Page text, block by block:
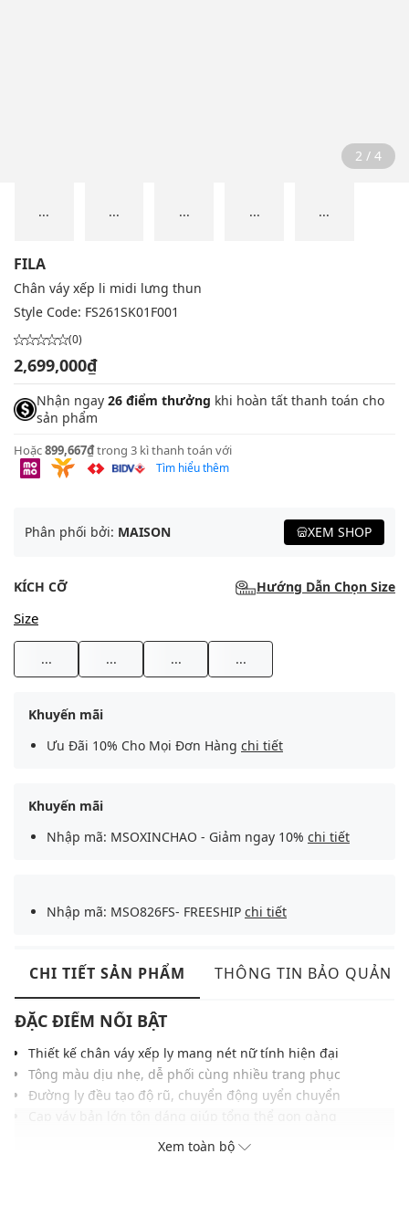
2 / 4
... ... ... ... ...
FILA
Chân váy xếp li midi lưng thun
Style Code: FS261SK01F001
(0)
2,699,000₫
Nhận ngay 26 điểm thưởng khi hoàn tất thanh toán cho
sản phẩm
Hoặc899,667₫trong 3 kì thanh toán với
Tìm hiểu thêm
Phân phối bởi: MAISON XEM SHOP
KÍCH CỠ Hướng Dẫn Chọn Size
Size
... ... ... ...
Khuyến mãi
Ưu Đãi 10% Cho Mọi Đơn Hàng chi tiết
Khuyến mãi
Nhập mã: MSOXINCHAO - Giảm ngay 10% chi tiết
Nhập mã: MSO826FS- FREESHIP chi tiết
CHI TIẾT SẢN PHẨM THÔNG TIN BẢO QUẢN
ĐẶC ĐIỂM NỔI BẬT
Thiết kế chân váy xếp ly mang nét nữ tính hiện đại
Tông màu dịu nhẹ, dễ phối cùng nhiều trang phục
Đường ly đều tạo độ rũ, chuyển động uyển chuyển
Chất liệu vải nhẹ tạo cảm giác thoải mái khi mặc
Đường may tỉ mỉ, hoàn thiện chỉn chu và bền đẹp
Xem toàn bộ